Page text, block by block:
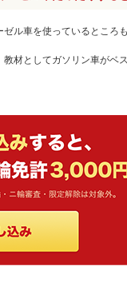
ル車を使っているところも
材としてガソリン車がベ